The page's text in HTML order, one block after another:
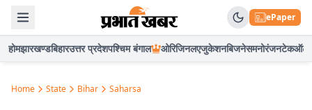
ePaper
होमझारखण्डबिहारउत्तर प्रदेशपश्चिम बंगाल ओरिजिनलएजुकेशनबिजनेसमनोरंजनटेकऑटो
Home State Bihar Saharsa